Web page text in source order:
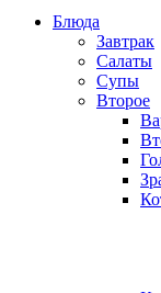
Блюда
Завтрак
Салаты
Супы
Второе